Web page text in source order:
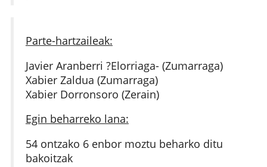
Parte-hartzaileak:
Javier Aranberri ?Elorriaga- (Zumarraga)
Xabier Zaldua (Zumarraga)
Xabier Dorronsoro (Zerain)
Egin beharreko lana:
54 ontzako 6 enbor moztu beharko ditu
bakoitzak